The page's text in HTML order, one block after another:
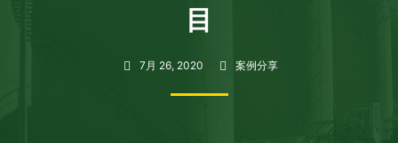
目
7月 26, 2020 案例分享